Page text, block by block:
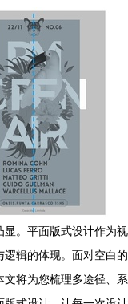
。平面版式设计作为视
辑的体现。面对空白的
将为您梳理多途径、系